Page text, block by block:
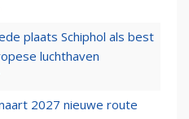
plaats Schiphol als best
luchthaven
2027 nieuwe route